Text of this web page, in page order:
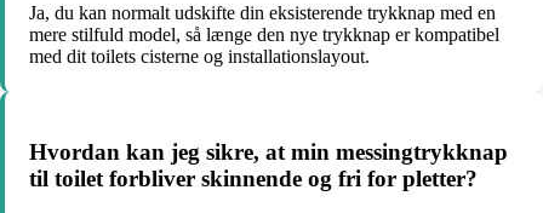
Ja, du kan normalt udskifte din eksisterende trykknap med en
mere stilfuld model, så længe den nye trykknap er kompatibel
med dit toilets cisterne og installationslayout.
Hvordan kan jeg sikre, at min messingtrykknap
til toilet forbliver skinnende og fri for pletter?